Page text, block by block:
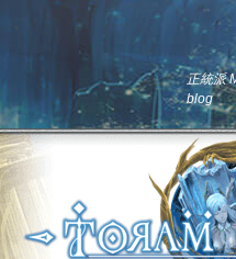
正統派
blog